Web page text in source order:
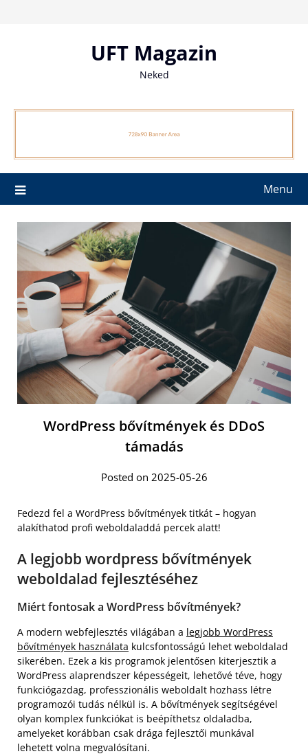
UFT Magazin
Neked
Menu
WordPress bővítmények és DDoS
támadás
Posted on 2025-05-26
Fedezd fel a WordPress bővítmények titkát – hogyan
alakíthatod profi weboldaladdá percek alatt!
A legjobb wordpress bővítmények
weboldalad fejlesztéséhez
Miért fontosak a WordPress bővítmények?
A modern webfejlesztés világában a legjobb WordPress
bővítmények használata kulcsfontosságú lehet weboldalad
sikerében. Ezek a kis programok jelentősen kiterjesztik a
WordPress alaprendszer képességeit, lehetővé téve, hogy
funkciógazdag, professzionális weboldalt hozhass létre
programozói tudás nélkül is. A bővítmények segítségével
olyan komplex funkciókat is beépíthetsz oldaladba,
amelyeket korábban csak drága fejlesztői munkával
lehetett volna megvalósítani.